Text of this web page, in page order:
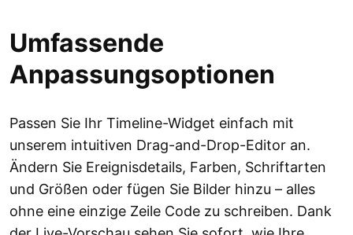
Umfassende
Anpassungsoptionen
Passen Sie Ihr Timeline-Widget einfach mit
unserem intuitiven Drag-and-Drop-Editor an.
Ändern Sie Ereignisdetails, Farben, Schriftarten
und Größen oder fügen Sie Bilder hinzu – alles
ohne eine einzige Zeile Code zu schreiben. Dank